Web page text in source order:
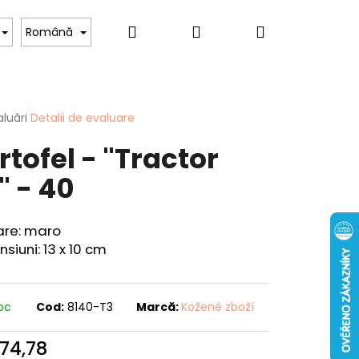
Pentru iubitorii de câini Pentru femei
Română CăutareAutentificare
Coş
Detalii de evaluare
- "Tractor
- 40
maro
13 x 10 cm
Cod: 8140-T3 Marcă:Kožené zboží
- "CRAP" - 40